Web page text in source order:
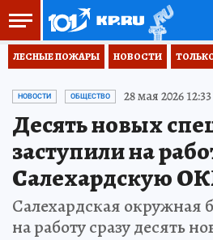
ЛЕСНЫЕ ПОЖАРЫ НОВОСТИ
НОВОСТИ ОБЩЕСТВО 28 мая 2026 12:33
Десять новых
заступили на
Салехардскую
Салехардская окружная
на работу сразу десять